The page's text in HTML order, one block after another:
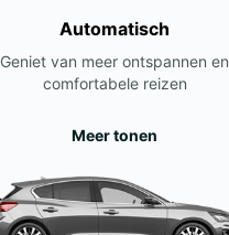
Automatisch
Geniet van meer ontspannen en
comfortabele reizen
Meer tonen